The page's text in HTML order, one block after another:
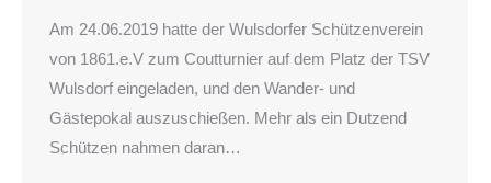
Am 24.06.2019 hatte der Wulsdorfer Schützenverein
von 1861.e.V zum Coutturnier auf dem Platz der TSV
Wulsdorf eingeladen, und den Wander- und
Gästepokal auszuschießen. Mehr als ein Dutzend
Schützen nahmen daran…